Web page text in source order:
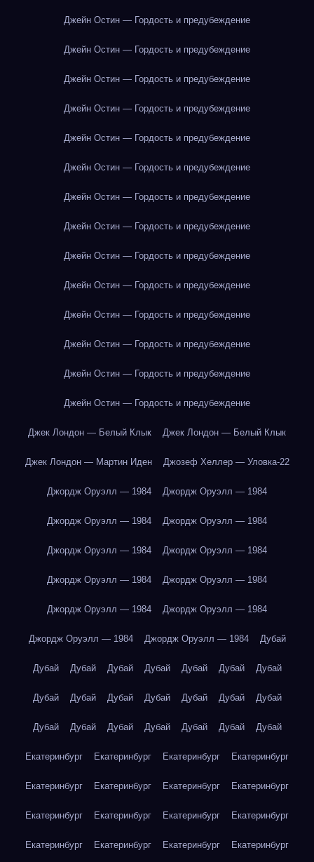
Джейн Остин — Гордость и предубеждение
Джейн Остин — Гордость и предубеждение
Джейн Остин — Гордость и предубеждение
Джейн Остин — Гордость и предубеждение
Джейн Остин — Гордость и предубеждение
Джейн Остин — Гордость и предубеждение
Джейн Остин — Гордость и предубеждение
Джейн Остин — Гордость и предубеждение
Джейн Остин — Гордость и предубеждение
Джейн Остин — Гордость и предубеждение
Джейн Остин — Гордость и предубеждение
Джейн Остин — Гордость и предубеждение
Джейн Остин — Гордость и предубеждение
Джейн Остин — Гордость и предубеждение
Джек Лондон — Белый Клык Джек Лондон — Белый Клык
Джек Лондон — Мартин Иден Джозеф Хеллер — Уловка-22
Джордж Оруэлл — 1984 Джордж Оруэлл — 1984
Джордж Оруэлл — 1984 Джордж Оруэлл — 1984
Джордж Оруэлл — 1984 Джордж Оруэлл — 1984
Джордж Оруэлл — 1984 Джордж Оруэлл — 1984
Джордж Оруэлл — 1984 Джордж Оруэлл — 1984
Джордж Оруэлл — 1984 Джордж Оруэлл — 1984 Дубай
Дубай Дубай Дубай Дубай Дубай Дубай Дубай
Дубай Дубай Дубай Дубай Дубай Дубай Дубай
Дубай Дубай Дубай Дубай Дубай Дубай Дубай
Екатеринбург Екатеринбург Екатеринбург Екатеринбург
Екатеринбург Екатеринбург Екатеринбург Екатеринбург
Екатеринбург Екатеринбург Екатеринбург Екатеринбург
Екатеринбург Екатеринбург Екатеринбург Екатеринбург